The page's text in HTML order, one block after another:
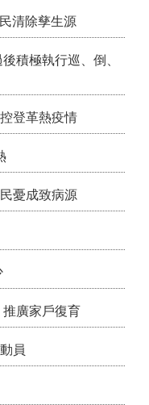
清除孳生源
積極執行巡、倒、
登革熱疫情
憂成致病源
廣家戶復育
員